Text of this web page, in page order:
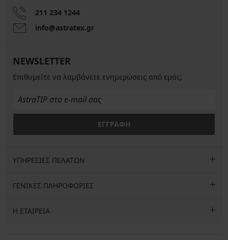
211 234 1244
info@astratex.gr
NEWSLETTER
Επιθυμείτε να λαμβάνετε ενημερώσεις από εμάς;
ΕΓΓΡΑΦΗ
ΥΠΗΡΕΣΙΕΣ ΠΕΛΑΤΩΝ
ΓΕΝΙΚΕΣ ΠΛΗΡΟΦΟΡΙΕΣ
Η ΕΤΑΙΡΕΙΑ